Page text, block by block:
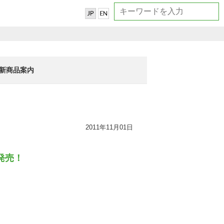
新商品案内
2011年11月01日
！